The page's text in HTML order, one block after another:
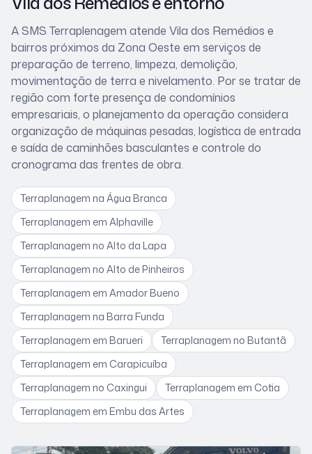
A SMS Terraplenagem atende Vila dos Remédios e
bairros próximos da Zona Oeste em serviços de
preparação de terreno, limpeza, demolição,
movimentação de terra e nivelamento. Por se tratar de
região com forte presença de condomínios
empresariais, o planejamento da operação considera
organização de máquinas pesadas, logística de entrada
e saída de caminhões basculantes e controle do
cronograma das frentes de obra.
Terraplanagem na Água Branca
Terraplanagem em Alphaville
Terraplanagem no Alto da Lapa
Terraplanagem no Alto de Pinheiros
Terraplanagem em Amador Bueno
Terraplanagem na Barra Funda
Terraplanagem em Barueri Terraplanagem no Butantã
Terraplanagem em Carapicuíba
Terraplanagem no Caxingui Terraplanagem em Cotia
Terraplanagem em Embu das Artes